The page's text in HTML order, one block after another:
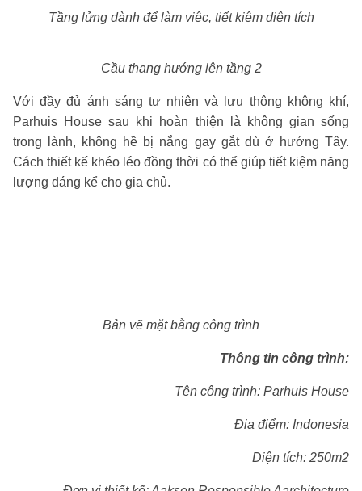
Tầng lửng dành để làm việc, tiết kiệm diện tích
Cầu thang hướng lên tầng 2
Với đầy đủ ánh sáng tự nhiên và lưu thông không khí,
Parhuis House sau khi hoàn thiện là không gian sống
trong lành, không hề bị nắng gay gắt dù ở hướng Tây.
Cách thiết kế khéo léo đồng thời có thể giúp tiết kiệm năng
lượng đáng kể cho gia chủ.
Bản vẽ mặt bằng công trình
Thông tin công trình:
Tên công trình: Parhuis House
Địa điểm: Indonesia
Diện tích: 250m2